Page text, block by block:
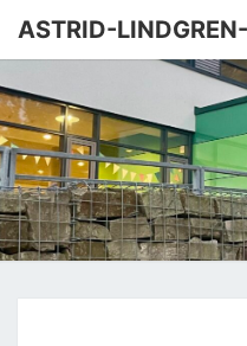
Skip
ASTRID-